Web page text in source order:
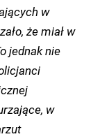
w
że miał w
jednak nie
w